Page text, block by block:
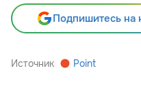
Подпишитесь на
Источник Point